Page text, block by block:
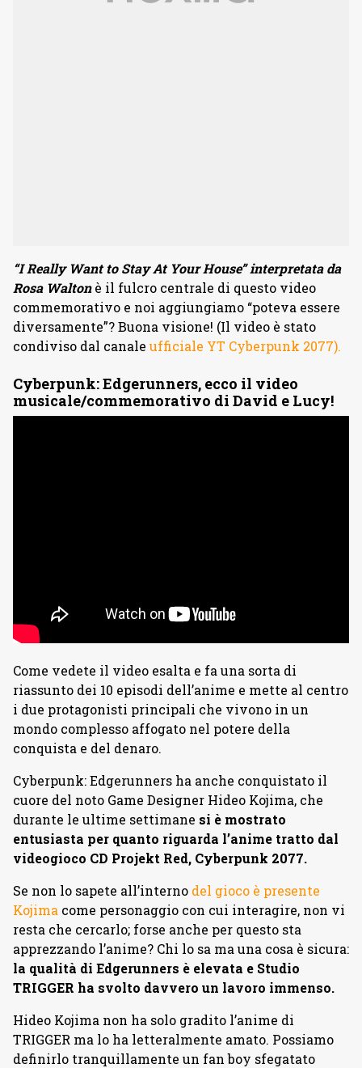
“I Really Want to Stay At Your House” interpretata da
Rosa Waltonè il fulcro centrale di questo video
commemorativo e noi aggiungiamo “poteva essere
diversamente”? Buona visione! (Il video è stato
condiviso dal canale ufficiale YT Cyberpunk 2077).
Cyberpunk: Edgerunners, ecco il video
musicale/commemorativo di David e Lucy!
Come vedete il video esalta e fa una sorta di
riassunto dei 10 episodi dell’anime e mette al centro
i due protagonisti principali che vivono in un
mondo complesso affogato nel potere della
conquista e del denaro.
Cyberpunk: Edgerunners ha anche conquistato il
cuore del noto Game Designer Hideo Kojima, che
durante le ultime settimane si è mostrato
entusiasta per quanto riguarda l’anime tratto dal
videogioco CD Projekt Red, Cyberpunk 2077.
Se non lo sapete all’interno del gioco è presente
Kojima come personaggio con cui interagire, non vi
resta che cercarlo; forse anche per questo sta
apprezzando l’anime? Chi lo sa ma una cosa è sicura:
la qualità di Edgerunners è elevata e Studio
TRIGGER ha svolto davvero un lavoro immenso.
Hideo Kojima non ha solo gradito l’anime di
TRIGGER ma lo ha letteralmente amato. Possiamo
definirlo tranquillamente un fan boy sfegatato